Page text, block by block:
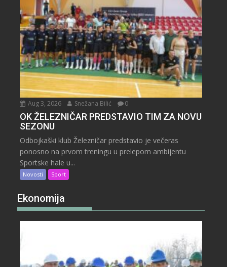
Aug 3, 2026 Snežana Bilić 0
OK ŽELEZNIČAR PREDSTAVIO TIM ZA NOVU
SEZONU
Odbojkaški klub Železničar predstavio je večeras
ponosno na prvom treningu u prelepom ambijentu
Sportske hale u...
Novosti Sport
Ekonomija